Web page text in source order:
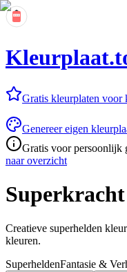
Gratis kleurplaten voor
Genereer eigen
Gratis voor
naar overzicht
Creatieve superhelden
kleuren.
SuperheldenFantasie &